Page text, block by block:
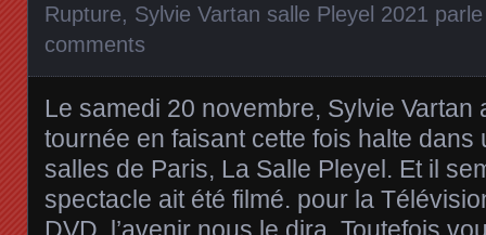
Rupture, Sylvie Vartan salle Pleyel 2021
comments
Le samedi 20 novembre, Sylvie Vartan
tournée en faisant cette fois halte dans
salles de Paris, La Salle Pleyel. Et il
spectacle ait été filmé. pour la
DVD, l’avenir nous le dira. Toutefois